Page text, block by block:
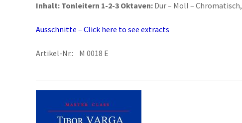
Inhalt: Tonleitern 1-2-3 Oktaven: Dur – Moll – Chromatisch,
Ausschnitte – Click here to see extracts
Artikel-Nr.: M 0018 E